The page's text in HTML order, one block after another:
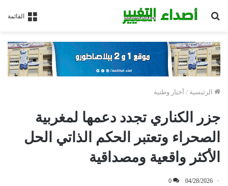
القائمة
الرئيسية / أخبار وطنية
جزر الكناري تجدد دعمها لمغربية
الصحراء وتعتبر الحكم الذاتي الحل
الأكثر واقعية ومصداقية
04/28/2026
0